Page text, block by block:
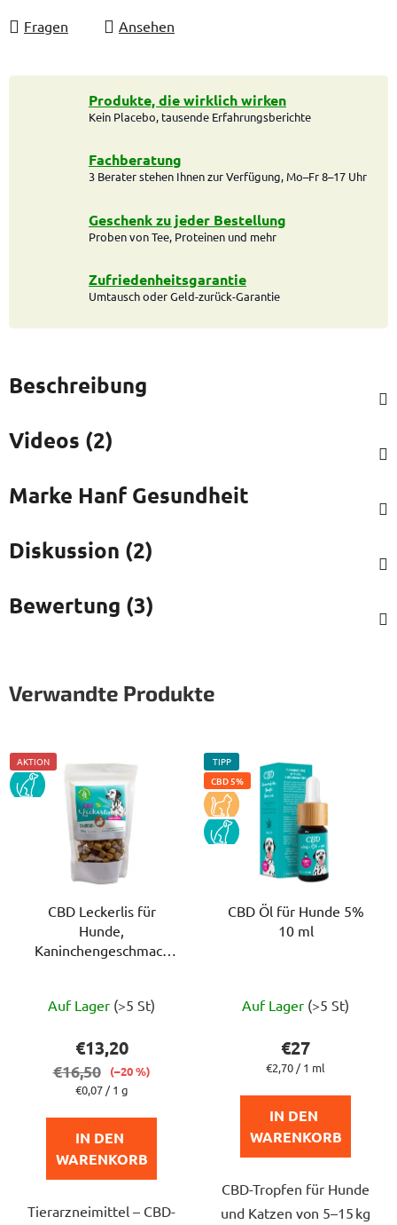
Fragen Ansehen
Produkte, die wirklich wirken
Kein Placebo, tausende Erfahrungsberichte
Fachberatung
3 Berater stehen Ihnen zur Verfügung, Mo–Fr 8–17 Uhr
Geschenk zu jeder Bestellung
Proben von Tee, Proteinen und mehr
Zufriedenheitsgarantie
Umtausch oder Geld-zurück-Garantie
Beschreibung
Videos (2)
Marke Hanf Gesundheit
Diskussion (2)
Bewertung (3)
Verwandte Produkte
AKTION
PES
CBD Leckerlis für
Hunde,
Kaninchengeschmack
durchschnittliche
Produktbewertung
ist
5,0
5
Sternen.
Auf Lager (>5 St)
€13,20
€16,50
(–20 %)
Verkaufspreis:
€0,07 / 1 g
IN DEN
WARENKORB
Tierarzneimittel – CBD-
TIPP
CBD 5%
KOCKA
PES
CBD Öl für Hunde 5%
10 ml
ist
von
5
Sternen.
Auf Lager (>5 St)
€27
Verkaufspreis:
€2,70 / 1 ml
IN DEN
WARENKORB
CBD-Tropfen für Hunde
und Katzen von 5–15 kg